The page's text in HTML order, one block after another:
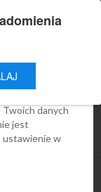
Instalacja
O cookies
te treści, które
Twoich danych
jest
ustawienie w